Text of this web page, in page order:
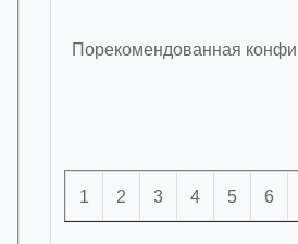
Порекомендованная
1 2 3 4 5 6